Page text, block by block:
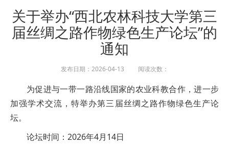
关于举办“西北农林科技大学第三
届丝绸之路作物绿色生产论坛”的
通知
发布日期：2026-04-13 阅读次数：
为促进与一带一路沿线国家的农业科教合作，进一步
加强学术交流，特举办第三届丝绸之路作物绿色生产论
坛。
论坛时间：2026年4月14日